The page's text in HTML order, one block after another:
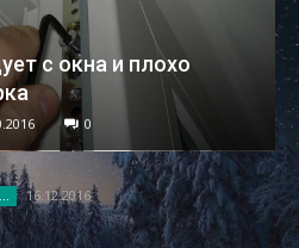
с окна и плохо
0
16.12.2016